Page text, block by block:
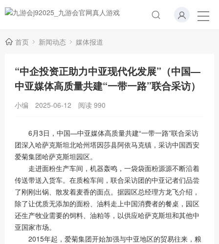
首页 新闻动态 媒体报道
“中企投资正助力中亚现代化发展”（中国—
中亚媒体高质量共建“一带一路”联合采访）
小编 2025-06-12 阅读 990
6月3日，中国—中亚媒体高质量共建“一带一路”联合采访
团深入哈萨克斯坦北哈州塔因莎县阿依马克镇，采访中国西安
爱菊集团哈萨克斯坦园区。
走进面粉生产车间，机器轰鸣，一袋袋面粉源源不断沿着
传送带送入货车。在质检车间，联合采访团的中亚记者们品尝
了刚刚出锅、散发着麦香的面点。据园区总经理方龙飞介绍，
除了让优质无添加的面粉、油料走上中国消费者的餐桌，园区
还生产牧业需要的饲料、油粕等，以供应哈萨克斯坦和其他中
亚国家市场。
2015年起，爱菊集团开始加强与中亚地区的贸易往来，粮